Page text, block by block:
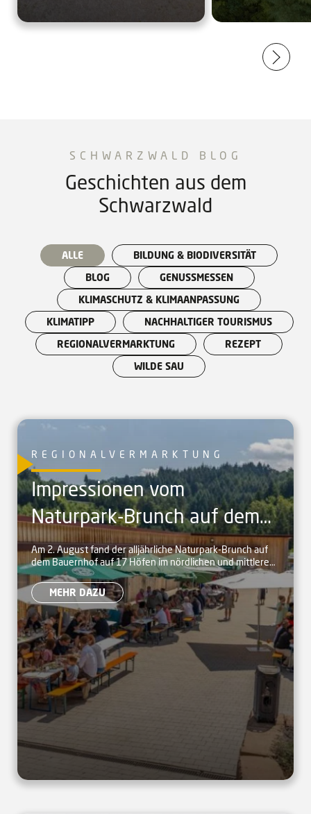
SCHWARZWALD BLOG
Geschichten aus dem
Schwarzwald
ALLE
BILDUNG & BIODIVERSITÄT
BLOG
GENUSSMESSEN
KLIMASCHUTZ & KLIMAANPASSUNG
KLIMATIPP
NACHHALTIGER TOURISMUS
REGIONALVERMARKTUNG
REZEPT
WILDE SAU
REGIONALVERMARKTUNG
Impressionen vom
Naturpark-Brunch auf dem
Bauernhof
Am 2. August fand der alljährliche Naturpark-Brunch auf
dem Bauernhof auf 17 Höfen im nördlichen und mittleren
Schwarzwald statt.
MEHR DAZU